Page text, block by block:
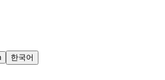
한국어